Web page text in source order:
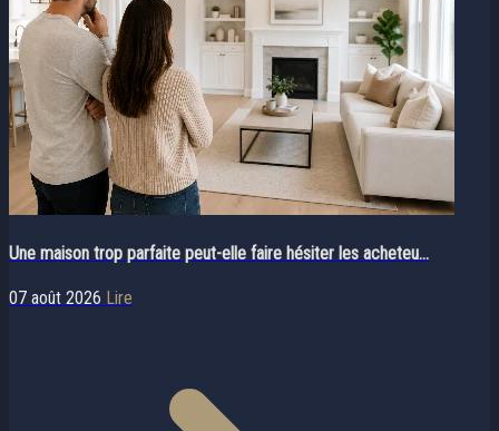
Une maison trop parfaite peut-elle faire hésiter les acheteu...
07 août 2026 Lire